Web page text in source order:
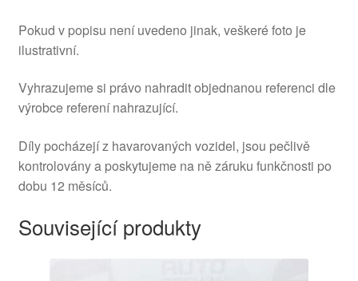
Pokud v popisu není uvedeno jinak, veškeré foto je
ilustrativní.
Vyhrazujeme si právo nahradit objednanou referenci dle
výrobce referení nahrazující.
Díly pocházejí z havarovaných vozidel, jsou pečlivě
kontrolovány a poskytujeme na ně záruku funkčnosti po
dobu 12 měsíců.
Související produkty